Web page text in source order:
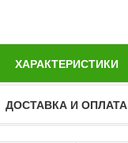
ХАРАКТЕРИСТИКИ
ДОСТАВКА И ОПЛАТА